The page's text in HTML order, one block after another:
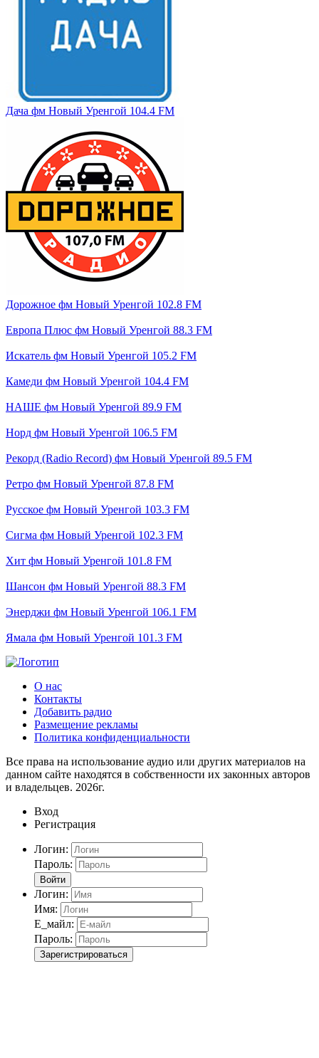
Дача фм Новый Уренгой 104.4 FM
Дорожное фм Новый Уренгой 102.8 FM
Европа Плюс фм Новый Уренгой 88.3 FM
Искатель фм Новый Уренгой 105.2 FM
Камеди фм Новый Уренгой 104.4 FM
НАШЕ фм Новый Уренгой 89.9 FM
Норд фм Новый Уренгой 106.5 FM
Рекорд (Radio Record) фм Новый Уренгой 89.5 FM
Ретро фм Новый Уренгой 87.8 FM
Русское фм Новый Уренгой 103.3 FM
Сигма фм Новый Уренгой 102.3 FM
Хит фм Новый Уренгой 101.8 FM
Шансон фм Новый Уренгой 88.3 FM
Энерджи фм Новый Уренгой 106.1 FM
Ямала фм Новый Уренгой 101.3 FM
О нас
Контакты
Добавить радио
Размещение рекламы
Политика конфиденциальности
Все права на использование аудио или других материалов на
данном сайте находятся в собственности их законных авторов
и владельцев. 2026г.
Вход
Регистрация
Логин:
Пароль:
Войти
Логин:
Имя:
Е_майл:
Пароль:
Зарегистрироваться